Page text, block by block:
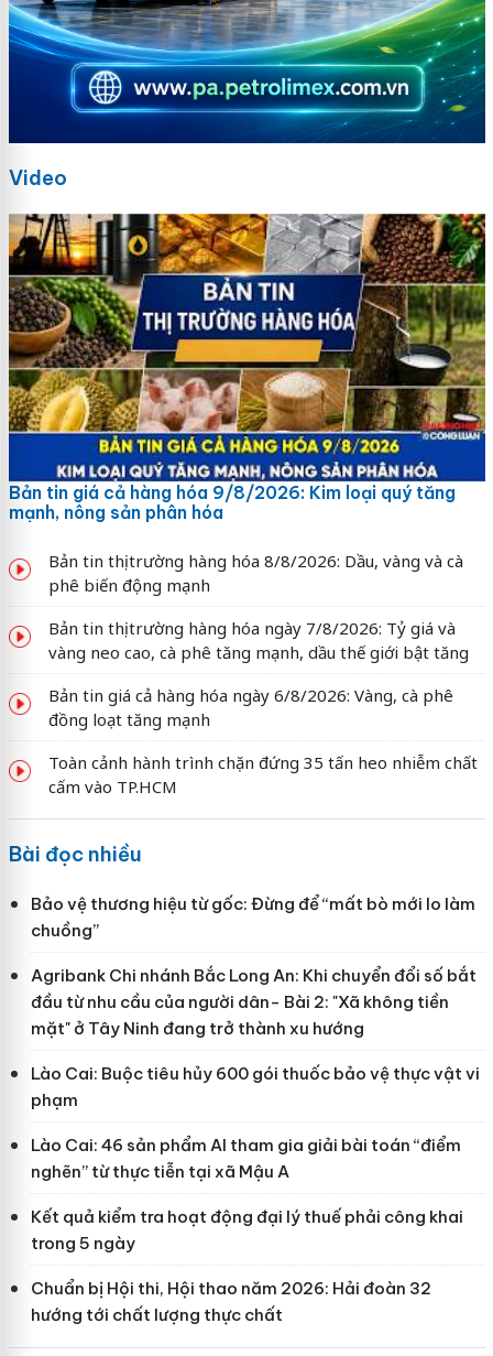
Video
Bản tin giá cả hàng hóa 9/8/2026: Kim loại quý tăng
mạnh, nông sản phân hóa
Bản tin thị trường hàng hóa 8/8/2026: Dầu, vàng và cà
phê biến động mạnh
Bản tin thị trường hàng hóa ngày 7/8/2026: Tỷ giá và
vàng neo cao, cà phê tăng mạnh, dầu thế giới bật tăng
Bản tin giá cả hàng hóa ngày 6/8/2026: Vàng, cà phê
đồng loạt tăng mạnh
Toàn cảnh hành trình chặn đứng 35 tấn heo nhiễm chất
cấm vào TP.HCM
Bài đọc nhiều
Bảo vệ thương hiệu từ gốc: Đừng để “mất bò mới lo làm
chuồng”
Agribank Chi nhánh Bắc Long An: Khi chuyển đổi số bắt
đầu từ nhu cầu của người dân- Bài 2: "Xã không tiền
mặt" ở Tây Ninh đang trở thành xu hướng
Lào Cai: Buộc tiêu hủy 600 gói thuốc bảo vệ thực vật vi
phạm
Lào Cai: 46 sản phẩm AI tham gia giải bài toán “điểm
nghẽn” từ thực tiễn tại xã Mậu A
Kết quả kiểm tra hoạt động đại lý thuế phải công khai
trong 5 ngày
Chuẩn bị Hội thi, Hội thao năm 2026: Hải đoàn 32
hướng tới chất lượng thực chất